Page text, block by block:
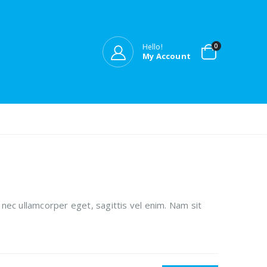
Hello!
My Account
0
ullamcorper eget, sagittis vel enim. Nam sit